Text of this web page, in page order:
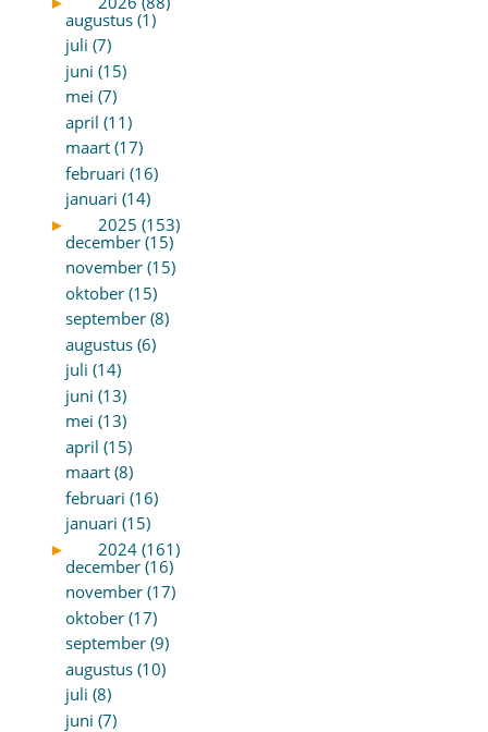
augustus (1)
juli (7)
juni (15)
mei (7)
april (11)
maart (17)
februari (16)
januari (14)
►
2025 (153)
december (15)
november (15)
oktober (15)
september (8)
augustus (6)
juli (14)
juni (13)
mei (13)
april (15)
maart (8)
februari (16)
januari (15)
►
2024 (161)
december (16)
november (17)
oktober (17)
september (9)
augustus (10)
juli (8)
juni (7)